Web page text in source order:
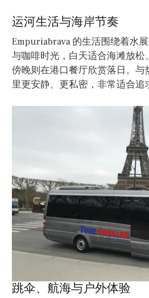
运河生活与海岸节奏
Empuriabrava 的生活围绕着水
与咖啡时光，白天适合海滩放松
傍晚则在港口餐厅欣赏落日。
里更安静、更私密，非常适合追
跳伞、航海与户外体验